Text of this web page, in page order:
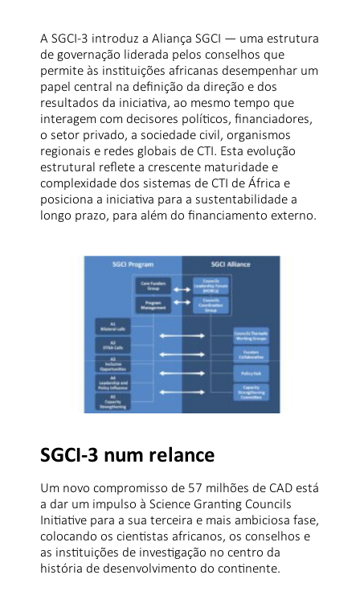
A SGCI-3 introduz a Aliança SGCI — uma estrutura
de governação liderada pelos conselhos que
permite às instituições africanas desempenhar um
papel central na definição da direção e dos
resultados da iniciativa, ao mesmo tempo que
interagem com decisores políticos, financiadores,
o setor privado, a sociedade civil, organismos
regionais e redes globais de CTI. Esta evolução
estrutural reflete a crescente maturidade e
complexidade dos sistemas de CTI de África e
posiciona a iniciativa para a sustentabilidade a
longo prazo, para além do financiamento externo.
SGCI-3 num relance
Um novo compromisso de 57 milhões de CAD está
a dar um impulso à Science Granting Councils
Initiative para a sua terceira e mais ambiciosa fase,
colocando os cientistas africanos, os conselhos e
as instituições de investigação no centro da
história de desenvolvimento do continente.